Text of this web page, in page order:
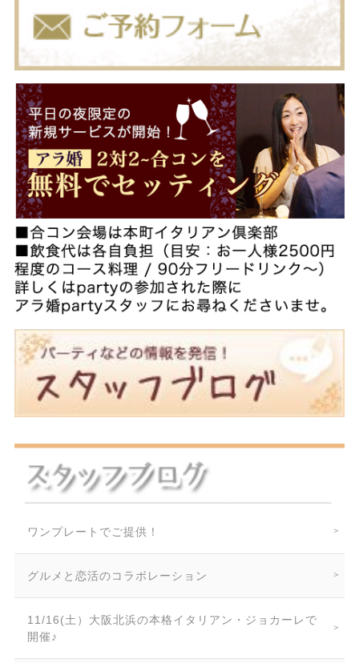
ワンプレートでご提供！
グルメと恋活のコラボレーション
11/16(土）大阪北浜の本格イタリアン・ジョカーレで
開催♪